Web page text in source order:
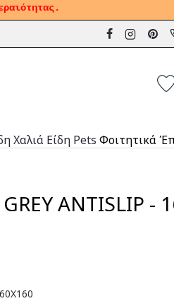
Χαλιά Είδη Pets Φοιτητικά
ANTISLIP -